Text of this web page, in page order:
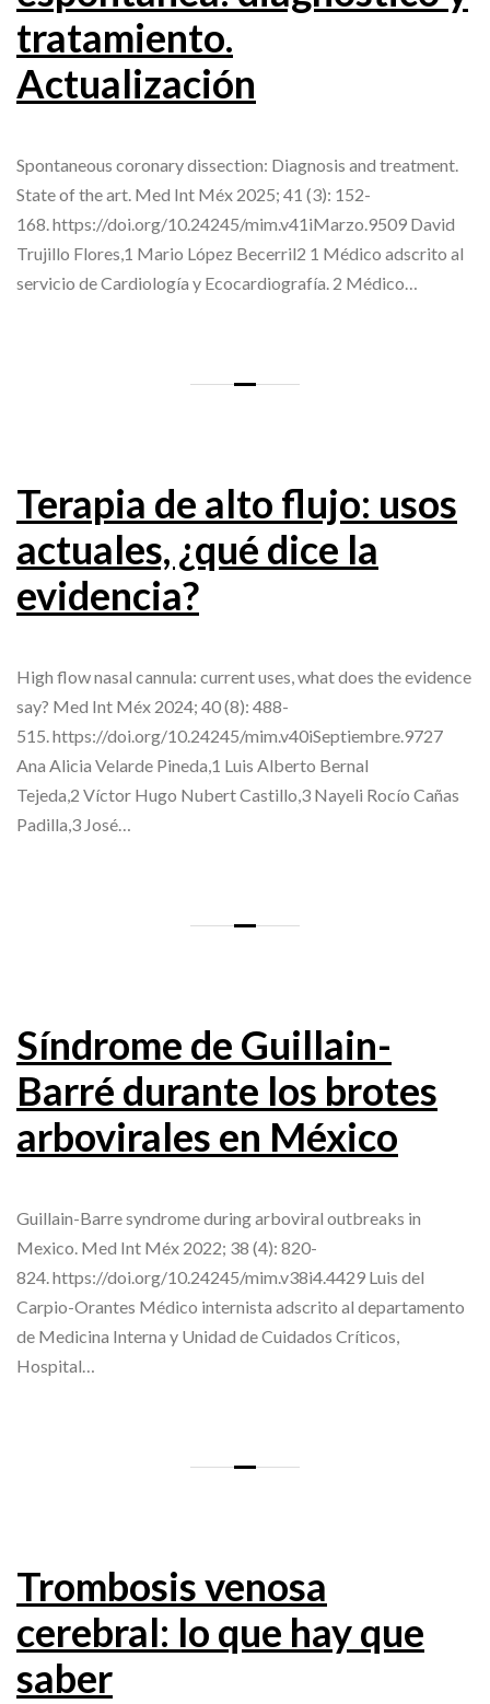
tratamiento.
Actualización
Spontaneous coronary dissection: Diagnosis and treatment.
State of the art. Med Int Méx 2025; 41 (3): 152-
168. https://doi.org/10.24245/mim.v41iMarzo.9509 David
Trujillo Flores,1 Mario López Becerril2 1 Médico adscrito al
servicio de Cardiología y Ecocardiografía. 2 Médico…
Terapia de alto flujo: usos
actuales, ¿qué dice la
evidencia?
High flow nasal cannula: current uses, what does the evidence
say? Med Int Méx 2024; 40 (8): 488-
515. https://doi.org/10.24245/mim.v40iSeptiembre.9727
Ana Alicia Velarde Pineda,1 Luis Alberto Bernal
Tejeda,2 Víctor Hugo Nubert Castillo,3 Nayeli Rocío Cañas
Padilla,3 José…
Síndrome de Guillain-
Barré durante los brotes
arbovirales en México
Guillain-Barre syndrome during arboviral outbreaks in
Mexico. Med Int Méx 2022; 38 (4): 820-
824. https://doi.org/10.24245/mim.v38i4.4429 Luis del
Carpio-Orantes Médico internista adscrito al departamento
de Medicina Interna y Unidad de Cuidados Críticos,
Hospital…
Trombosis venosa
cerebral: lo que hay que
saber